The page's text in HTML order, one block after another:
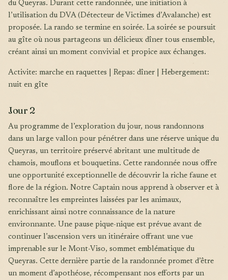
du Queyras. Durant cette randonnée, une initiation à
l’utilisation du DVA (Détecteur de Victimes d’Avalanche) est
proposée. La rando se termine en soirée. La soirée se poursuit
au gîte où nous partageons un délicieux dîner tous ensemble,
créant ainsi un moment convivial et propice aux échanges.
Activite: marche en raquettes | Repas: dîner | Hebergement:
nuit en gîte
Jour 2
Au programme de l’exploration du jour, nous randonnons
dans un large vallon pour pénétrer dans une réserve unique du
Queyras, un territoire préservé abritant une multitude de
chamois, mouflons et bouquetins. Cette randonnée nous offre
une opportunité exceptionnelle de découvrir la riche faune et
flore de la région. Notre Captain nous apprend à observer et à
reconnaître les empreintes laissées par les animaux,
enrichissant ainsi notre connaissance de la nature
environnante. Une pause pique-nique est prévue avant de
continuer l’ascension vers un itinéraire offrant une vue
imprenable sur le Mont-Viso, sommet emblématique du
Queyras. Cette dernière partie de la randonnée promet d’être
un moment d’apothéose, récompensant nos efforts par un